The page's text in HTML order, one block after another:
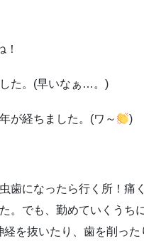
た。(早いなぁ…。)
が経ちました。(ワ～ )
歯になったら行く所！
。でも、勤めていくうち
経を抜いたり、歯を削っ